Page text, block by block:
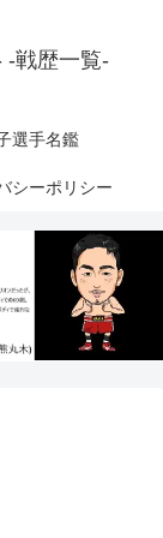
戦歴一覧-
選手名鑑
シーポリシー